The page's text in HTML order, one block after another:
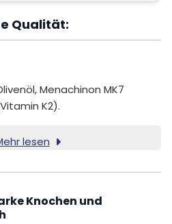
Qualität:
Menachinon MK7
K2).
lesen
Knochen und